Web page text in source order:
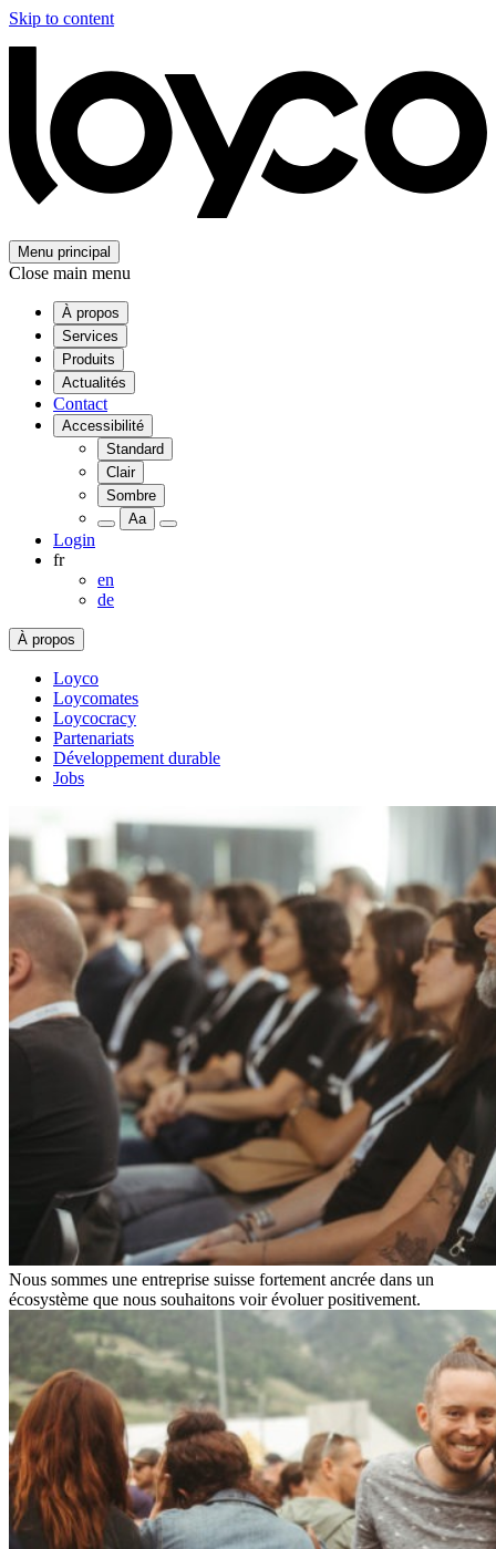
Skip to content
Menu principal
Close main menu
À propos
Services
Produits
Actualités
Contact
Accessibilité
Standard
Clair
Sombre
Aa
Login
fr
en
de
À propos
Loyco
Loycomates
Loycocracy
Partenariats
Développement durable
Jobs
Nous sommes une entreprise suisse fortement ancrée dans un
écosystème que nous souhaitons voir évoluer positivement.